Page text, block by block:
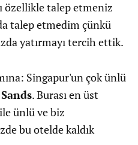
özellikle talep etmeniz
talep etmedim çünkü
yatırmayı tercih ettik.
Singapur'un çok ünlü
. Burası en üst
ünlü ve biz
bu otelde kaldık